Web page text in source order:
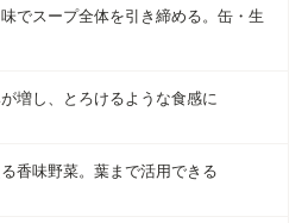
でスープ全体を引き締める。缶・生
増し、とろけるような食感に
香味野菜。葉まで活用できる